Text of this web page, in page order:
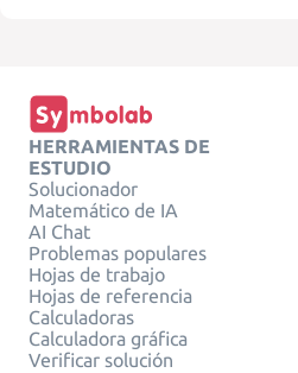
HERRAMIENTAS DE
ESTUDIO
Solucionador
Matemático de IA
AI Chat
Problemas populares
Hojas de trabajo
Hojas de referencia
Calculadoras
Calculadora gráfica
Verificar solución